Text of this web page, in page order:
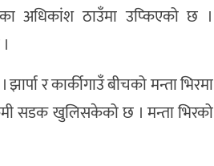
अधिकांश ठाउँमा उप्किएको छ ।
र कार्कीगाउँ बीचको मन्ता भिरमा
सडक खुलिसकेको छ । मन्ता भिरको